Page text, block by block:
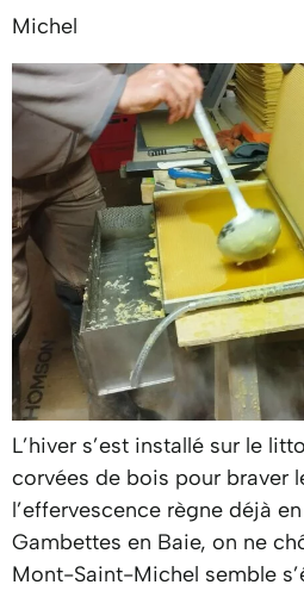
Michel
L’hiver s’est installé sur le
corvées de bois pour braver
l’effervescence règne déjà
Gambettes en Baie, on ne
Mont-Saint-Michel semble